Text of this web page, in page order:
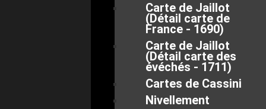
Carte de Jaillot
(Détail carte de
France - 1690)
Carte de Jaillot
(Détail carte des
évéchés - 1711)
Cartes de Cassini
Nivellement